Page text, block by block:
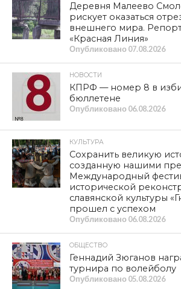
Деревня Малеево
рискует оказаться
внешнего мира.
«Красная Линия»
Опубликовано 07.08.2026
НОВОСТИ
КПРФ — номер 8 в
бюллетене
Опубликовано 06.08.2026
КУЛЬТУРА
Сохранить великую
созданную нашими
Международный
исторической
славянской культуры
прошел с успехом
Опубликовано 06.08.2026
ОБЩЕСТВО
Геннадий Зюганов
турнира по волейболу
Опубликовано 05.08.2026